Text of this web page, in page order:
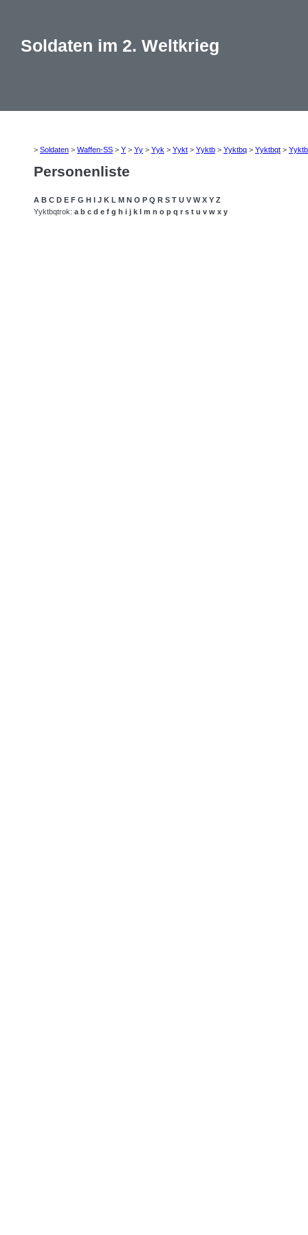
Soldaten im 2. Weltkrieg
> Soldaten > Waffen-SS > Y > Yy > Yyk > Yykt > Yyktb > Yyktbq > Yyktbqt >
Personenliste
A B C D E F G H I J K L M N O P Q R S T U V W X Y Z
Yyktbqtrok: a b c d e f g h i j k l m n o p q r s t u v w x y